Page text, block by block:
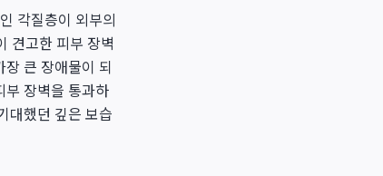
각질층이 외부의
견고한 피부 장벽
큰 장애물이 되
부 장벽을 통과하
대했던 깊은 보습